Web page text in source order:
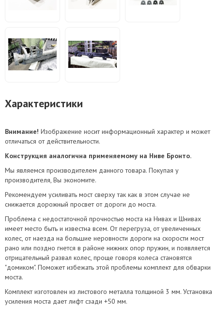
Характеристики
Внимание! Изображение носит информационный характер и может
отличаться от действительности.
Конструкция аналогична применяемому на Ниве Бронто.
Мы являемся производителем данного товара. Покупая у
производителя, Вы экономите.
Рекомендуем усиливать мост сверху так как в этом случае не
снижается дорожный просвет от дороги до моста.
Проблема с недостаточной прочностью моста на Нивах и Шнивах
имеет место быть и известна всем. От перегруза, от увеличенных
колес, от наезда на большие неровности дороги на скорости мост
рано или поздно гнется в районе нижних опор пружин, и появляется
отрицательный развал колес, проще говоря колеса становятся
"домиком". Поможет избежать этой проблемы комплект для обварки
моста.
Комплект изготовлен из листового металла толщиной 3 мм. Установка
усиления моста дает лифт сзади +50 мм.